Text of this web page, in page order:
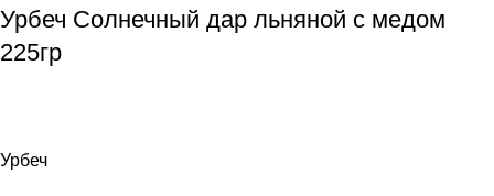
Урбеч Солнечный дар льняной с медом
225гр
Урбеч